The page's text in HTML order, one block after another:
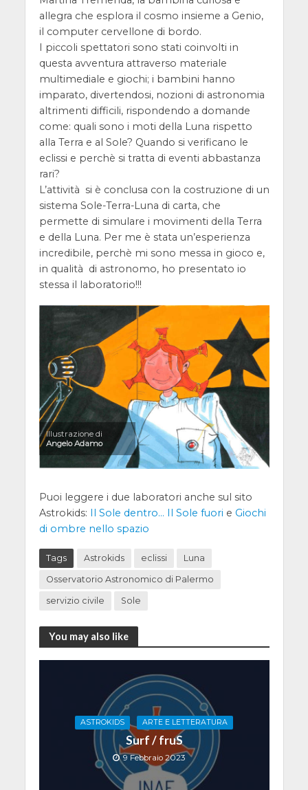
allegra che esplora il cosmo insieme a Genio,
il computer cervellone di bordo.
I piccoli spettatori sono stati coinvolti in
questa avventura attraverso materiale
multimediale e giochi; i bambini hanno
imparato, divertendosi, nozioni di astronomia
altrimenti difficili, rispondendo a domande
come: quali sono i moti della Luna rispetto
alla Terra e al Sole? Quando si verificano le
eclissi e perchè si tratta di eventi abbastanza
rari?
L’attività si è conclusa con la costruzione di un
sistema Sole-Terra-Luna di carta, che
permette di simulare i movimenti della Terra
e della Luna. Per me è stata un’esperienza
incredibile, perchè mi sono messa in gioco e,
in qualità di astronomo, ho presentato io
stessa il laboratorio!!!
Illustrazione di
Angelo Adamo
Puoi leggere i due laboratori anche sul sito
Astrokids: Il Sole dentro… Il Sole fuori e Giochi
di ombre nello spazio
Tags Astrokids eclissi Luna
Osservatorio Astronomico di Palermo
servizio civile Sole
You may also like
ASTROKIDS ARTE E LETTERATURA
Surf / fruS
9 Febbraio 2023